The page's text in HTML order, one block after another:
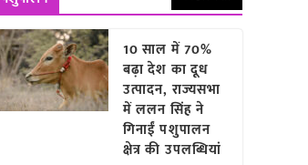
10 साल में 70%
बढ़ा देश का दूध
उत्पादन, राज्यसभा
में ललन सिंह ने
गिनाईं पशुपालन
क्षेत्र की उपलब्धियां